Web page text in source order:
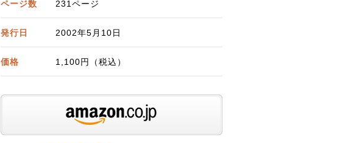
ページ数 231ページ
発行日 2002年5月10日
価格 1,100円（税込）